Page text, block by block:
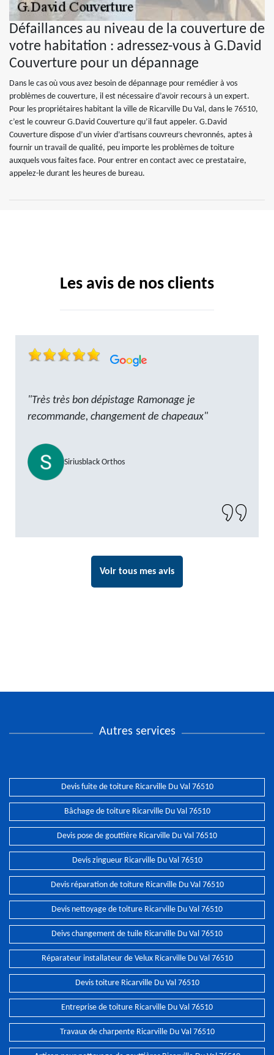
Défaillances au niveau de la couverture de
votre habitation : adressez-vous à G.David
Couverture pour un dépannage
Dans le cas où vous avez besoin de dépannage pour remédier à vos
problèmes de couverture, il est nécessaire d’avoir recours à un expert.
Pour les propriétaires habitant la ville de Ricarville Du Val, dans le 76510,
c’est le couvreur G.David Couverture qu’il faut appeler. G.David
Couverture dispose d’un vivier d’artisans couvreurs chevronnés, aptes à
fournir un travail de qualité, peu importe les problèmes de toiture
auxquels vous faites face. Pour entrer en contact avec ce prestataire,
appelez-le durant les heures de bureau.
Les avis de nos clients
"Très très bon dépistage Ramonage je
recommande, changement de chapeaux"
Siriusblack Orthos
Voir tous mes avis
Autres services
Devis fuite de toiture Ricarville Du Val 76510
Bâchage de toiture Ricarville Du Val 76510
Devis pose de gouttière Ricarville Du Val 76510
Devis zingueur Ricarville Du Val 76510
Devis réparation de toiture Ricarville Du Val 76510
Devis nettoyage de toiture Ricarville Du Val 76510
Deivs changement de tuile Ricarville Du Val 76510
Réparateur installateur de Velux Ricarville Du Val 76510
Devis toiture Ricarville Du Val 76510
Entreprise de toiture Ricarville Du Val 76510
Travaux de charpente Ricarville Du Val 76510